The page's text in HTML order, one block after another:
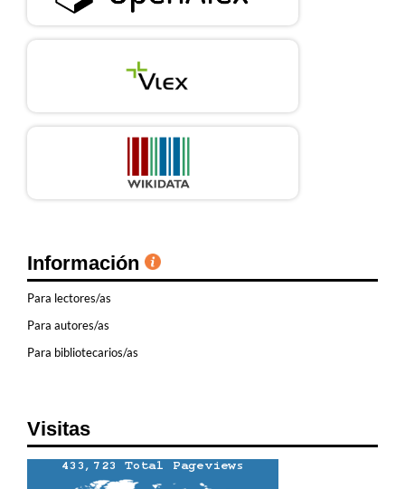
Información
Para lectores/as
Para autores/as
Para bibliotecarios/as
Visitas